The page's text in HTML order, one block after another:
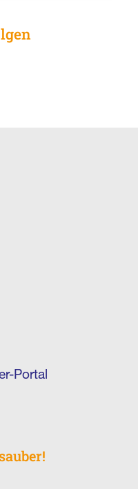
Portal